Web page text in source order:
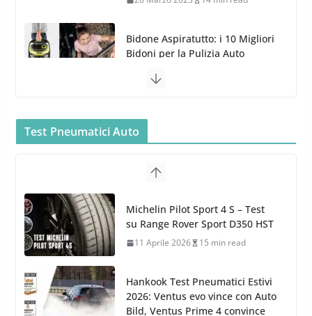
Gun per la tua Idropulitrice?
5 Maggio 2022 2 min read
Car Care
26 Marzo 2025 2 min read
Azoto
26 Marzo 2025 2 min read
Test Pneumatici Auto
Hankook Test Pneumatici Estivi
2026: Ventus evo vince con Auto
Bild, Ventus Prime 4 convince
Test Gomme 2026 Tyre Reviews: